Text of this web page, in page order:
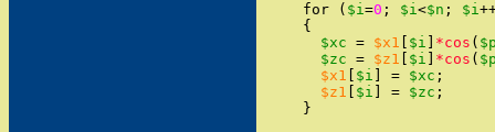
for
( $i=0 ; $i<$n ; $i
{
$xc = $x1 $i *cos (
$zc = $z1 $i *cos (
$x1
$i = $xc ;
$z1
$i = $zc ;
}